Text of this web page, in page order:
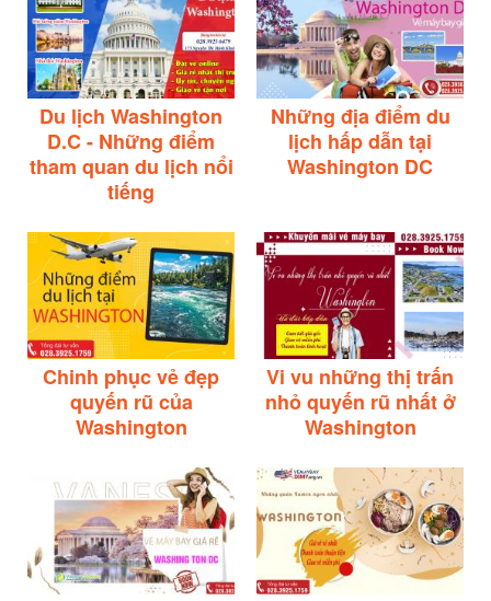
Du lịch Washington
D.C - Những điểm
tham quan du lịch nổi
tiếng
Những địa điểm du
lịch hấp dẫn tại
Washington DC
Chinh phục vẻ đẹp
quyến rũ của
Washington
Vi vu những thị trấn
nhỏ quyến rũ nhất ở
Washington